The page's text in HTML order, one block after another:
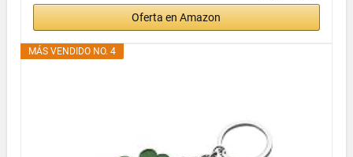
Oferta en Amazon
MÁS VENDIDO NO. 4